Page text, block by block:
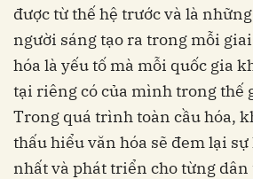
được từ thế hệ trước và là
người sáng tạo ra trong mỗi
hóa là yếu tố mà mỗi quốc gia
tại riêng có của mình trong thế
Trong quá trình toàn cầu hóa,
thấu hiểu văn hóa sẽ đem lại
nhất và phát triển cho từng dân